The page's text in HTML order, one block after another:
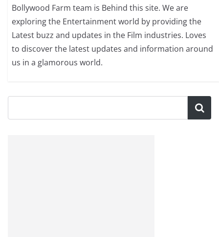
Bollywood Farm team is Behind this site. We are
exploring the Entertainment world by providing the
Latest buzz and updates in the Film industries. Loves
to discover the latest updates and information around
us in a glamorous world.